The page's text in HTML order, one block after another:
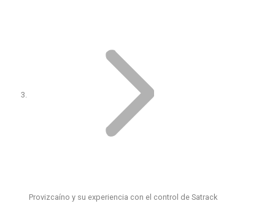
Provizcaíno y su experiencia con el control de Satrack